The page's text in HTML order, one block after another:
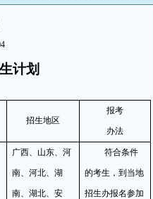
计划
招生地区
报考
办法
广西、山东、河
南、河北、湖
南、湖北、安
符合条件
的考生，到当地
招生办报名参加